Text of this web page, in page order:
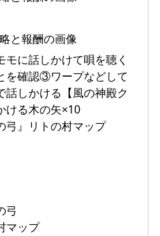
に話しかけて唄を聴く
を確認③ワープなどして
しかける【風の神殿ク
ける木の矢×10
弓』リトの村マップ
弓
マップ